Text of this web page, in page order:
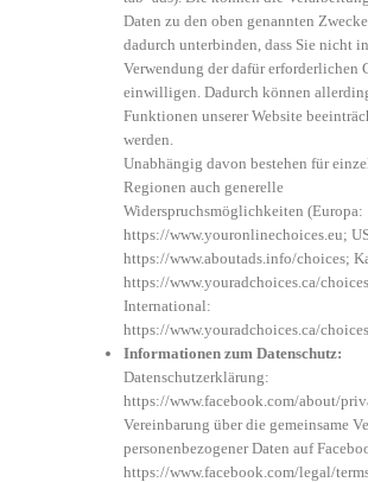
Daten zu den oben genannten
dadurch unterbinden, dass Sie nicht
Verwendung der dafür erforderlichen
einwilligen. Dadurch können
Funktionen unserer Website
werden.
Unabhängig davon bestehen für
Regionen auch generelle
Widerspruchsmöglichkeiten (Europa:
https://www.youronlinechoices.eu;
https://www.aboutads.info/choices;
https://www.youradchoices.ca/choices
International:
https://www.youradchoices.ca/choices
Informationen zum Datenschutz:
Datenschutzerklärung:
https://www.facebook.com/about/
Vereinbarung über die gemeinsame
personenbezogener Daten auf
https://www.facebook.com/legal/